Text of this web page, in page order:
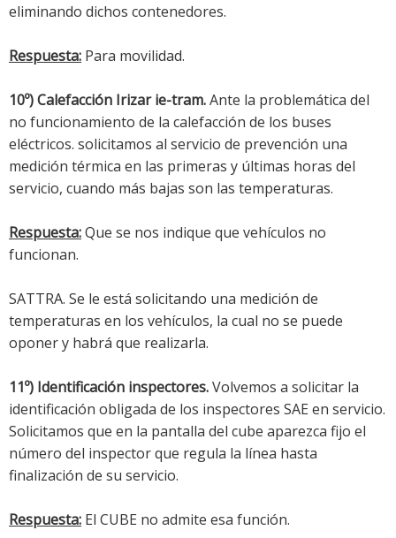
eliminando dichos contenedores.
Respuesta: Para movilidad.
10º) Calefacción Irizar ie-tram.Ante la problemática del
no funcionamiento de la calefacción de los buses
eléctricos. solicitamos al servicio de prevención una
medición térmica en las primeras y últimas horas del
servicio, cuando más bajas son las temperaturas.
Respuesta:Que se nos indique que vehículos no
funcionan.
SATTRA. Se le está solicitando una medición de
temperaturas en los vehículos, la cual no se puede
oponer y habrá que realizarla.
11º) Identificación inspectores.Volvemos a solicitar la
identificación obligada de los inspectores SAE en servicio.
Solicitamos que en la pantalla del cube aparezca fijo el
número del inspector que regula la línea hasta
finalización de su servicio.
Respuesta: El CUBE no admite esa función.